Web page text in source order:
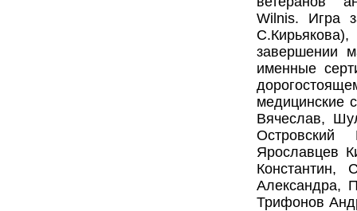
Wilnis. Игра
завершении
именные
медицинские
Вячеслав,
Ярославцев
Константин,
Александра,
Трифонов